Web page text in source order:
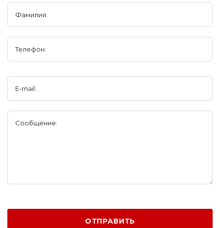
Фамилия:
Телефон:
E-mail:
Сообщение:
ОТПРАВИТЬ